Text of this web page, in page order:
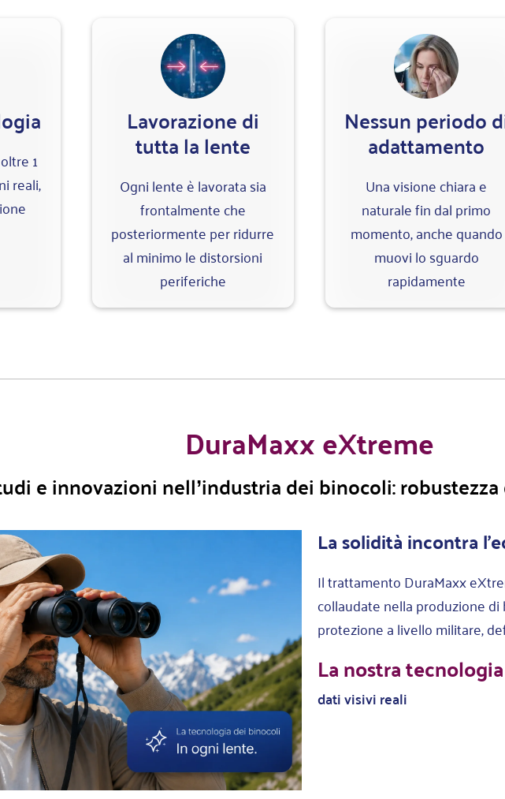
1
reali,
Lavorazione di
tutta la lente
Ogni lente è lavorata sia
frontalmente che
posteriormente per ridurre
al minimo le distorsioni
periferiche
Nessun periodo
adattamento
Una visione chiara e
naturale fin dal primo
momento, anche quando
muovi lo sguardo
rapidamente
DuraMaxx eXtreme
e innovazioni nell’industria dei binocoli:
La solidità incontra
Il trattamento DuraMaxx
collaudate nella produzione
protezione a livello militare,
La nostra
dati visivi reali